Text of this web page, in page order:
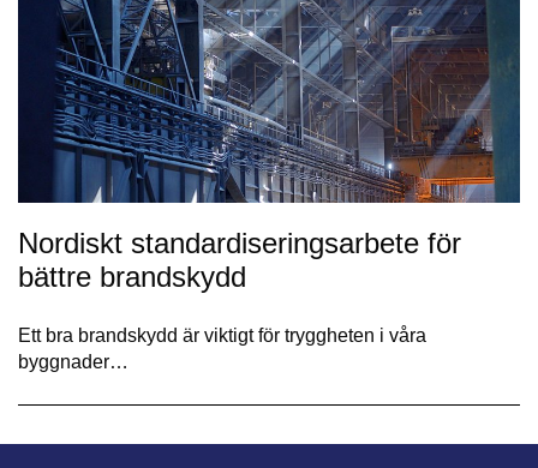
Nordiskt standardiseringsarbete för
bättre brandskydd
Ett bra brandskydd är viktigt för tryggheten i våra
byggnader…